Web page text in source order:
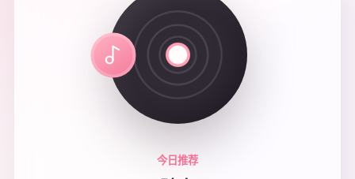
今日推荐